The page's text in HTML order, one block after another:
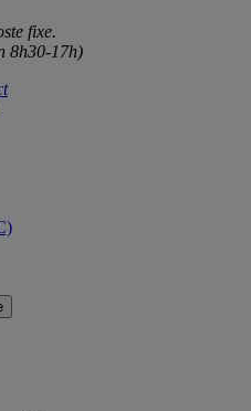
fixe.
8h30-17h)